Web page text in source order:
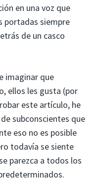
en una voz que
portadas siempre
de un casco
imaginar que
ellos les gusta (por
este artículo, he
subconscientes que
eso no es posible
todavía se siente
parezca a todos los